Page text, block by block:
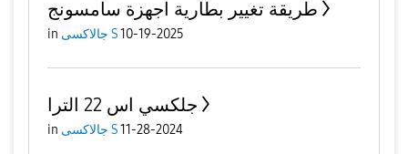
طريقة تغيير بطارية اجهزة سامسونج
in جالاكسى S10-19-2025
جلكسي اس 22 الترا
in جالاكسى S11-28-2024